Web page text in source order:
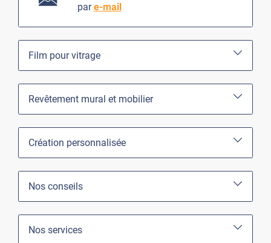
pare-mail
Film pour vitrage
Revêtement mural et mobilier
Création personnalisée
Nos conseils
Nos services